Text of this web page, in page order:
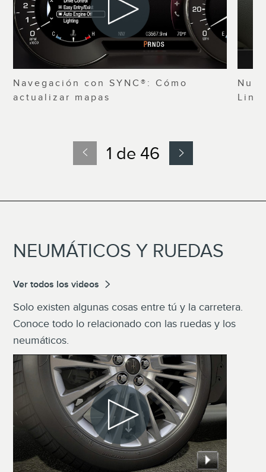
Navegación con SYNC®: Cómo
actualizar mapas
1 de 46
NEUMÁTICOS Y RUEDAS
Ver todos los videos
Solo existen algunas cosas entre tú y la carretera.
Conoce todo lo relacionado con las ruedas y los
neumáticos.